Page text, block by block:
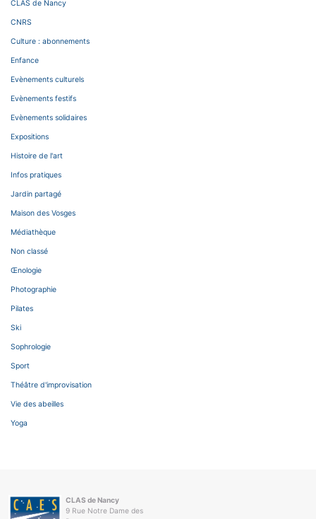
CLAS de Nancy
CNRS
Culture : abonnements
Enfance
Evènements culturels
Evènements festifs
Evènements solidaires
Expositions
Histoire de l'art
Infos pratiques
Jardin partagé
Maison des Vosges
Médiathèque
Non classé
Œnologie
Photographie
Pilates
Ski
Sophrologie
Sport
Théâtre d'improvisation
Vie des abeilles
Yoga
CLAS de Nancy
9 Rue Notre Dame des